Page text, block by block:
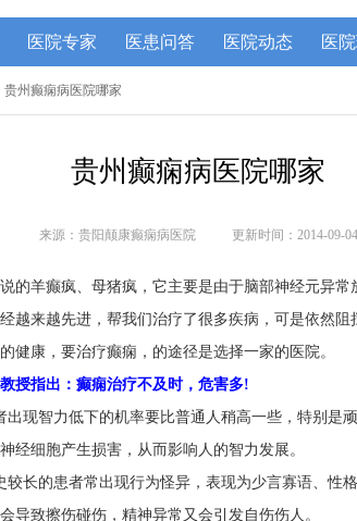
医院专家 医患问答 医院动态 医
贵州癫痫病医院哪家
贵州癫痫病医院哪家
来源：贵阳颠康癫痫病医院 更新时间：2014-09-04
说的羊癫疯、母猪疯，它主要是由于脑部神经元异
越来越先进，帮我们治疗了很多疾病，可是依然阻
健康，要治疗癫痫，的途径是选择一家的医院。
教授指出：癫痫治疗不及时，危害多!
出现智力低下的机率要比普通人稍高一些，特别是
经细胞产生损害，从而影响人的智力发展。
较长的患者常出现行为怪异，表现为少言寡语、性
导致擦伤碰伤，精神异常又会引发自伤伤人。